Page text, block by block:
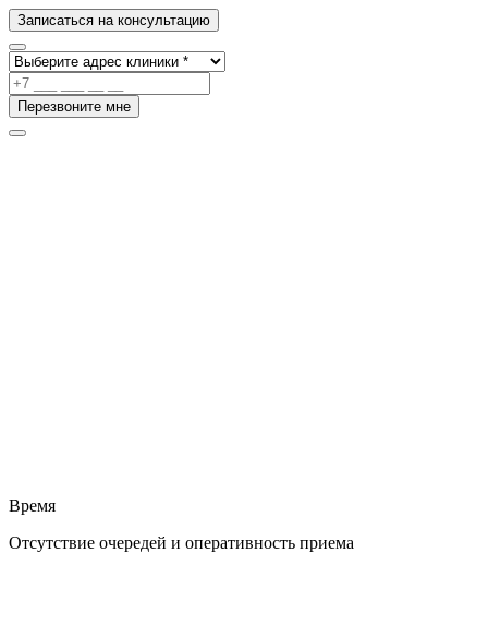
Записаться на консультацию
Перезвоните мне
Время
Отсутствие очередей и оперативность приема